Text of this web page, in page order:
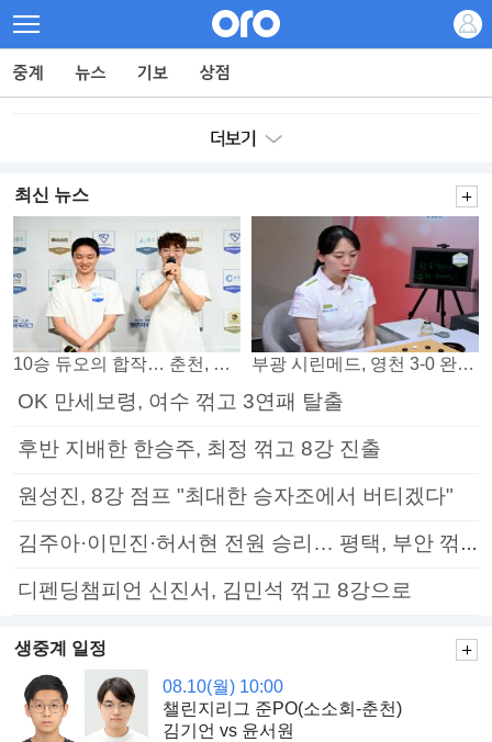
최신 뉴스
10승 듀오의 합작… 춘천, 소소회 꺾고 플레이오프 진출 부광 시린메드, 영천 3-0 완파하며 4연패 탈출
OK 만세보령, 여수 꺾고 3연패 탈출
후반 지배한 한승주, 최정 꺾고 8강 진출
원성진, 8강 점프 "최대한 승자조에서 버티겠다"
김주아·이민진·허서현 전원 승리… 평택, 부안 꺾고 5연승
디펜딩챔피언 신진서, 김민석 꺾고 8강으로
생중계 일정
08.10(월) 10:00
챌린지리그 준PO(소소회-춘천)
김기언 vs 윤서원